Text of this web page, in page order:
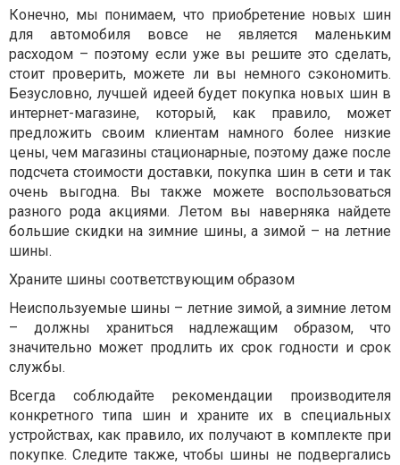
Конечно, мы понимаем, что приобретение новых шин
для автомобиля вовсе не является маленьким
расходом – поэтому если уже вы решите это сделать,
стоит проверить, можете ли вы немного сэкономить.
Безусловно, лучшей идеей будет покупка новых шин в
интернет-магазине, который, как правило, может
предложить своим клиентам намного более низкие
цены, чем магазины стационарные, поэтому даже после
подсчета стоимости доставки, покупка шин в сети и так
очень выгодна. Вы также можете воспользоваться
разного рода акциями. Летом вы наверняка найдете
большие скидки на зимние шины, а зимой – на летние
шины.
Храните шины соответствующим образом
Неиспользуемые шины – летние зимой, а зимние летом
– должны храниться надлежащим образом, что
значительно может продлить их срок годности и срок
службы.
Всегда соблюдайте рекомендации производителя
конкретного типа шин и храните их в специальных
устройствах, как правило, их получают в комплекте при
покупке. Следите также, чтобы шины не подвергались